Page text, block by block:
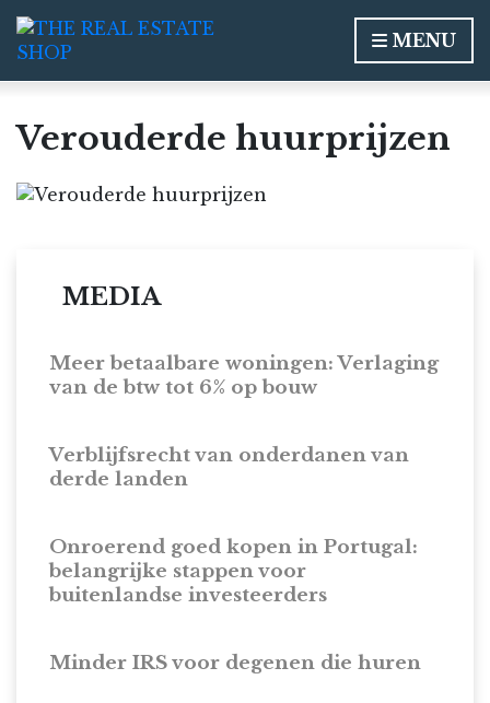
MENU
Verouderde huurprijzen
MEDIA
Meer betaalbare woningen: Verlaging
van de btw tot 6% op bouw
Verblijfsrecht van onderdanen van
derde landen
Onroerend goed kopen in Portugal:
belangrijke stappen voor
buitenlandse investeerders
Minder IRS voor degenen die huren